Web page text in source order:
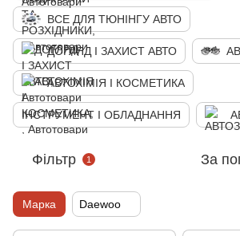
ВСЕ ДЛЯ ТЮНІНГУ АВТО
ДОГЛЯД І ЗАХИСТ АВТО
АВТОХІМІЯ І КОСМЕТИКА
ІНСТРУМЕНТ І ОБЛАДНАННЯ
Фільтр 1 За
Марка Daewoo